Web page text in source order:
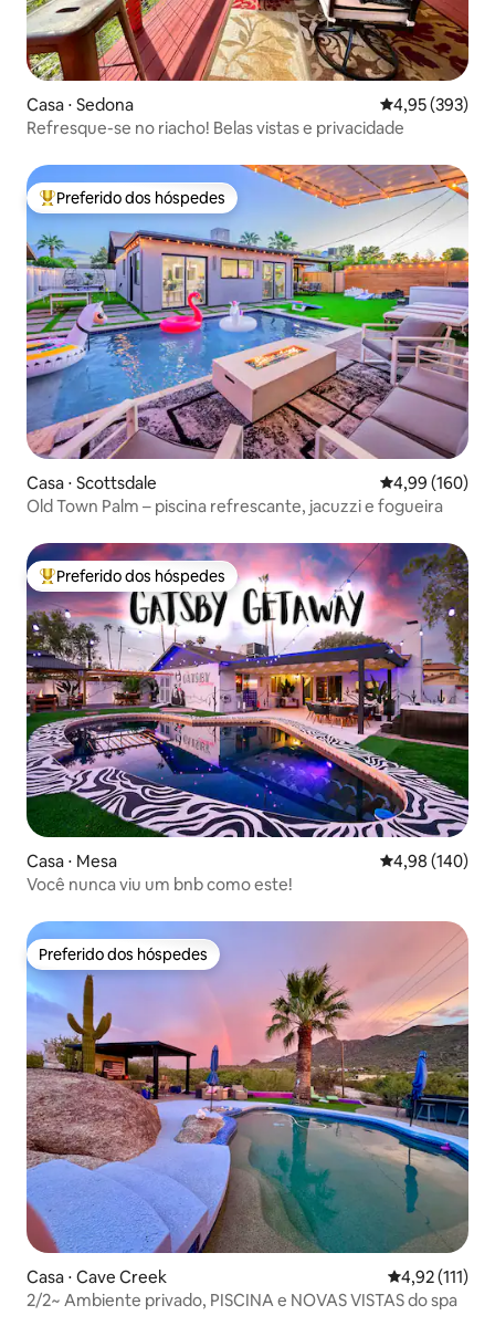
Casa ⋅ Sedona 4,95 de uma
4,95 (393)
Refresque-se no riacho! Belas vistas e privacidade
Entre os melhores preferidos dos hóspedes
Preferido dos hóspedes
Casa ⋅ Scottsdale 4,99 de uma
4,99 (160)
Old Town Palm – piscina refrescante, jacuzzi e fogueira
Entre os melhores preferidos dos hóspedes
Preferido dos hóspedes
Casa ⋅ Mesa 4,98 de uma
4,98 (140)
Você nunca viu um bnb como este!
Preferido dos hóspedes
Preferido dos hóspedes
Casa ⋅ Cave Creek 4,92 de uma
4,92 (111)
2/2~ Ambiente privado, PISCINA e NOVAS VISTAS do spa